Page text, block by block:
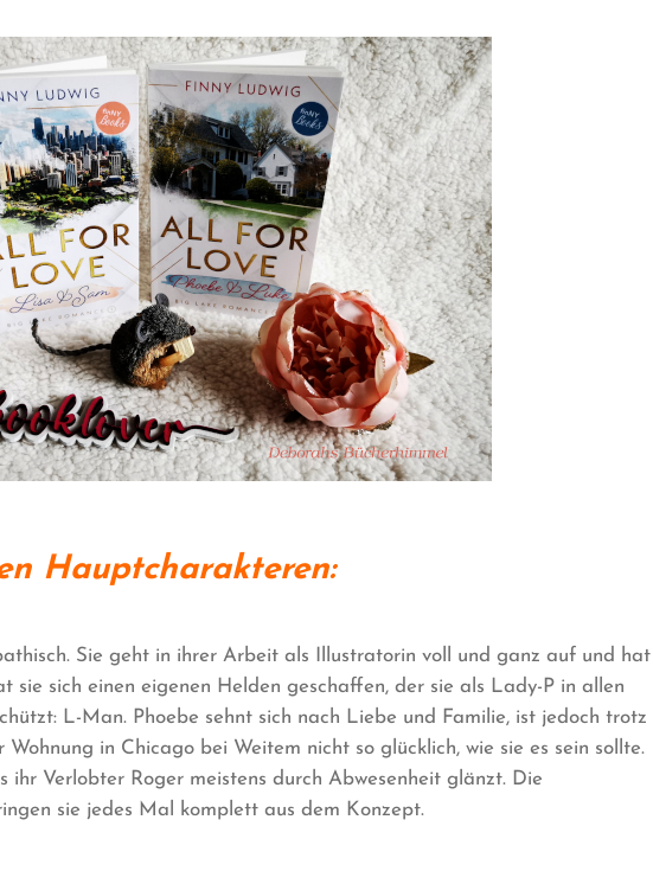
Hauptcharakteren:
Sie geht in ihrer Arbeit als Illustratorin voll und ganz auf und hat
sie sich einen eigenen Helden geschaffen, der sie als Lady-P in allen
L-Man. Phoebe sehnt sich nach Liebe und Familie, ist jedoch trotz
in Chicago bei Weitem nicht so glücklich, wie sie es sein sollte.
ihr Verlobter Roger meistens durch Abwesenheit glänzt. Die
sie jedes Mal komplett aus dem Konzept.